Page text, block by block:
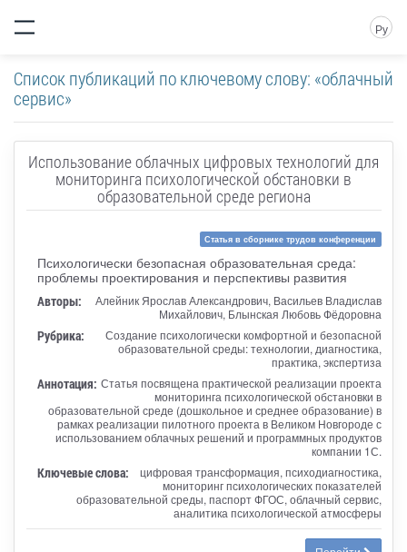
Ру
Список публикаций по ключевому слову: «облачный
сервис»
Использование облачных цифровых технологий для
мониторинга психологической обстановки в
образовательной среде региона
Статья в сборнике трудов конференции
Психологически безопасная образовательная среда:
проблемы проектирования и перспективы развития
Авторы:
Алейник Ярослав Александрович, Васильев Владислав
Михайлович, Блынская Любовь Фёдоровна
Рубрика:
Создание психологически комфортной и безопасной
образовательной среды: технологии, диагностика,
практика, экспертиза
Аннотация: Статья посвящена практической реализации проекта
мониторинга психологической обстановки в
образовательной среде (дошкольное и среднее образование) в
рамках реализации пилотного проекта в Великом Новгороде с
использованием облачных решений и программных продуктов
компании 1С.
Ключевые слова:
цифровая трансформация, психодиагностика,
мониторинг психологических показателей
образовательной среды, паспорт ФГОС, облачный сервис,
аналитика психологической атмосферы